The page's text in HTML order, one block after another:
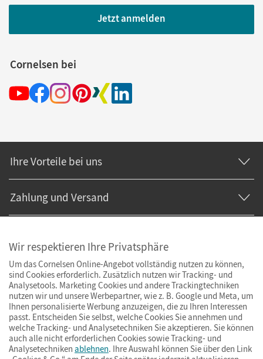
Jetzt anmelden
Cornelsen bei
Ihre Vorteile bei uns
Zahlung und Versand
Wir respektieren Ihre Privatsphäre
Um das Cornelsen Online-Angebot vollständig nutzen zu können,
sind Cookies erforderlich. Zusätzlich nutzen wir Tracking- und
Analysetools. Marketing Cookies und andere Trackingtechniken
nutzen wir und unsere Werbepartner, wie z. B. Google und Meta, um
Ihnen personalisierte Werbung anzuzeigen, die zu Ihren Interessen
passt. Entscheiden Sie selbst, welche Cookies Sie annehmen und
welche Tracking- und Analysetechniken Sie akzeptieren. Sie können
auch alle nicht erforderlichen Cookies sowie Tracking- und
Analysetechniken ablehnen. Ihre Auswahl können Sie über den Link